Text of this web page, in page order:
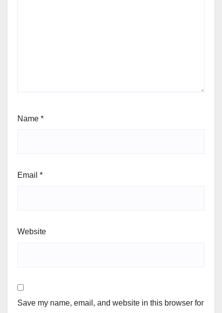
Name *
Email *
Website
Save my name, email, and website in this browser for